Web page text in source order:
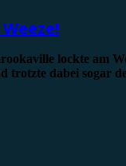
lockte am
trotzte dabei sogar